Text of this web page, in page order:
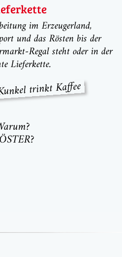
im Erzeugerland,
und das Rösten bis der
Regal steht oder in der
Lieferkette.